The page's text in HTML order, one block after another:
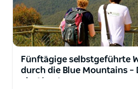
Fünftägige selbstgeführte
durch die Blue Mountains –